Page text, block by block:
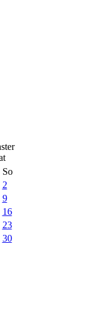
So
2
9
16
23
30